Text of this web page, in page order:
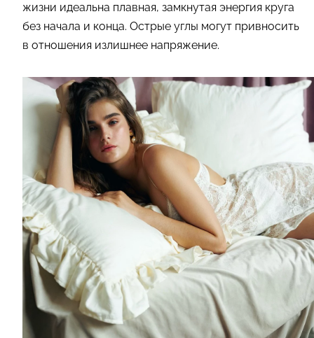
жизни идеальна плавная, замкнутая энергия круга
без начала и конца. Острые углы могут привносить
в отношения излишнее напряжение.